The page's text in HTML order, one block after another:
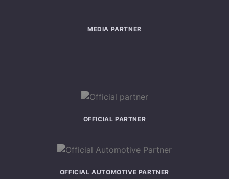
MEDIA PARTNER
OFFICIAL PARTNER
OFFICIAL AUTOMOTIVE PARTNER